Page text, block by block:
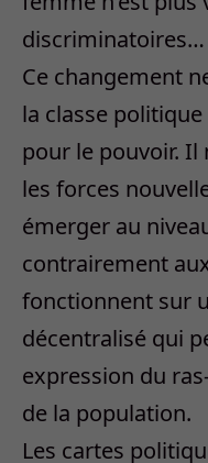
discriminatoires…
Ce changement
la classe
pour le pouvoir.
les forces
émerger au
contrairement
fonctionnent sur
décentralisé qui
expression du
de la population.
Les cartes